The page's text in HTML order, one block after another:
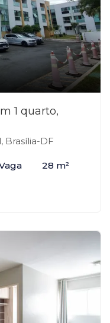
1 quarto,
Brasília-DF
28 m²